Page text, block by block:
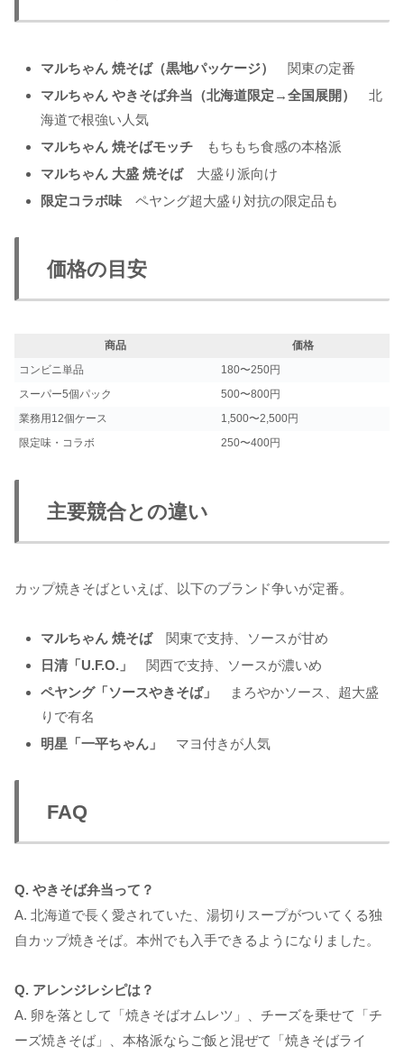
マルちゃん 焼そば（黒地パッケージ）
関東の定番
マルちゃん やきそば弁当（北海道限定→全国展開）
北
海道で根強い人気
マルちゃん 焼そばモッチ もちもち食感の本格派
マルちゃん 大盛 焼そば大盛り派向け
限定コラボ味 ペヤング超大盛り対抗の限定品も
価格の目安
商品
価格
コンビニ単品
180〜250円
スーパー5個パック
500〜800円
業務用12個ケース
1,500〜2,500円
限定味・コラボ
250〜400円
主要競合との違い
カップ焼きそばといえば、以下のブランド争いが定番。
マルちゃん 焼そば関東で支持、ソースが甘め
日清「U.F.O.」
関西で支持、ソースが濃いめ
ペヤング「ソースやきそば」
まろやかソース、超大盛
りで有名
明星「一平ちゃん」
マヨ付きが人気
FAQ
Q. やきそば弁当って？
A. 北海道で長く愛されていた、湯切りスープがついてくる独
自カップ焼きそば。本州でも入手できるようになりました。
Q. アレンジレシピは？
A. 卵を落として「焼きそばオムレツ」、チーズを乗せて「チ
ーズ焼きそば」、本格派ならご飯と混ぜて「焼きそばライ